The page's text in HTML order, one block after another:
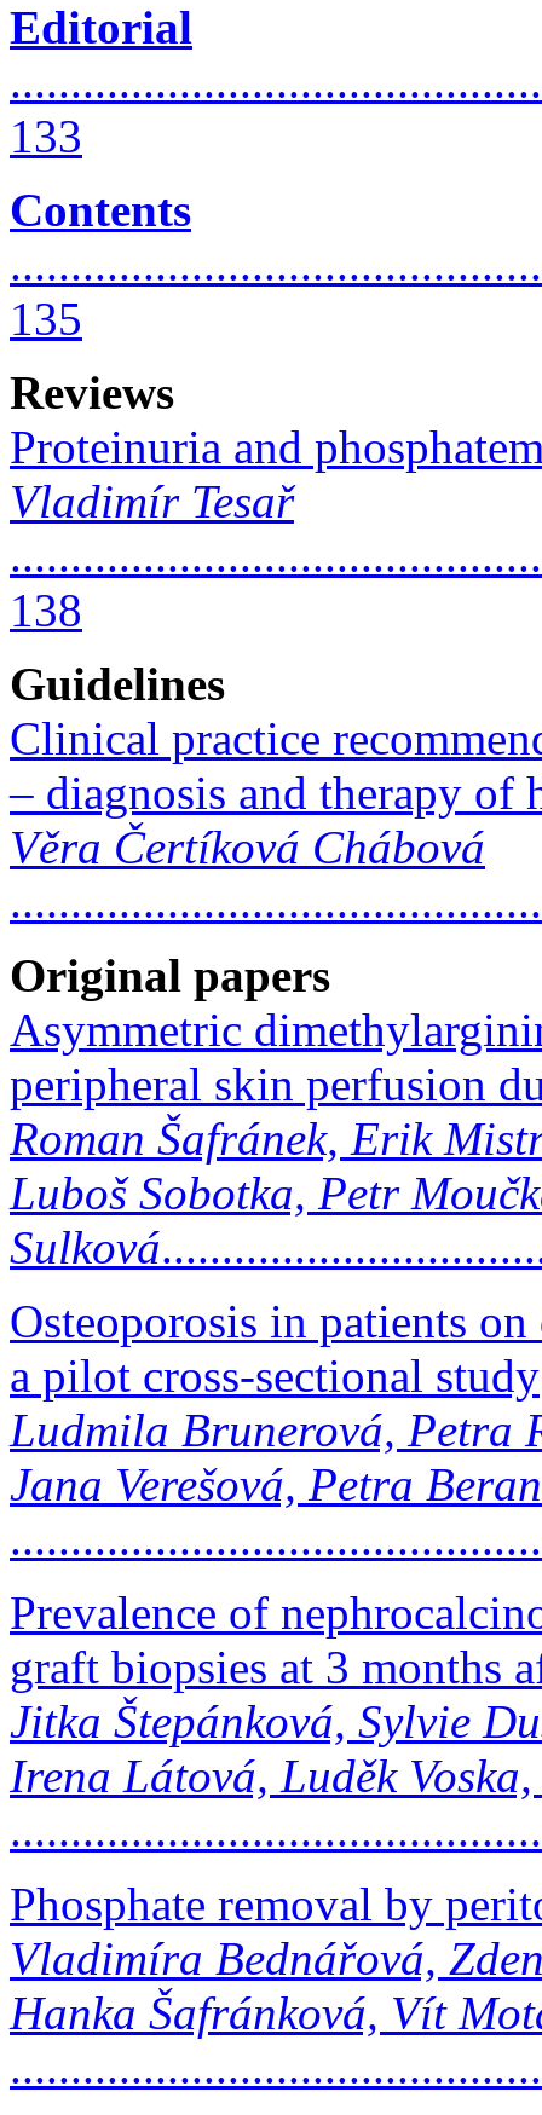
Editorial
133
Contents
135
Reviews
Proteinuria and
Vladimír Tesař
138
Guidelines
Clinical practice
– diagnosis and therapy of
Věra Čertíková Chábová
Original papers
Asymmetric
peripheral skin perfusion
Roman Šafránek, Erik
Luboš Sobotka, Petr
Sulková
Osteoporosis in patients
a pilot cross-sectional study
Ludmila Brunerová, Petra
Jana Verešová, Petra
Prevalence of
graft biopsies at 3 months
Jitka Štepánková, Sylvie
Irena Látová, Luděk
Phosphate removal by
Vladimíra Bednářová,
Hanka Šafránková, Vít